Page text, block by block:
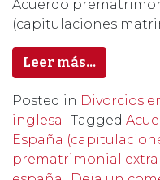
Acuerdo
(capitulaciones
Leer más…
Posted in Divorcios
inglesa
Tagged
España
prematrimonial